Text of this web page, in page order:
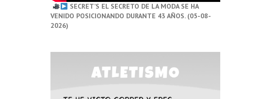
SECRET’S EL SECRETO DE LA MODA SE HA
VENIDO POSICIONANDO DURANTE 43 AÑOS. (05-08-
2026)